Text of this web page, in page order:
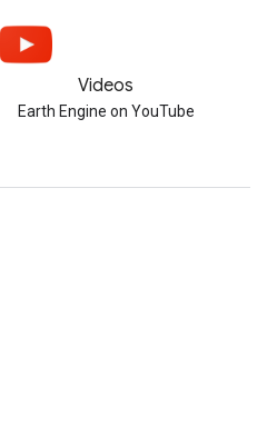
Videos
Earth Engine on YouTube